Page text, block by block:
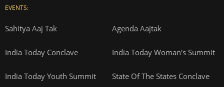
EVENTS:
Sahitya Aaj Tak Agenda Aajtak
India Today Conclave India Today Woman's Summit
India Today Youth Summit State Of The States Conclave